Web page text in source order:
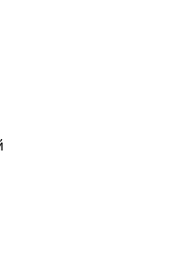
старше 21 года.
предоставляем
комиссий и переплат.
для Вас время. Есть
Для оформления
оригинала